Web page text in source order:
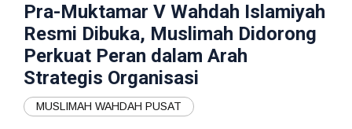
Pra-Muktamar V Wahdah Islamiyah
Resmi Dibuka, Muslimah Didorong
Perkuat Peran dalam Arah
Strategis Organisasi
MUSLIMAH WAHDAH PUSAT